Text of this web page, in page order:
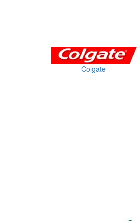
Colgate